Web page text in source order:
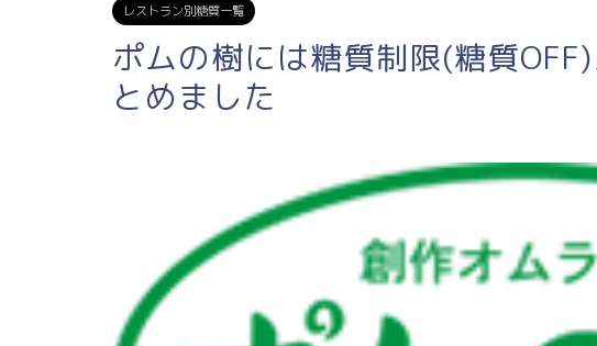
レストラン別糖質一覧
ポムの樹には糖質制限(糖質
とめました